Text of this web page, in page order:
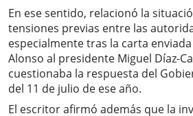
En ese sentido, relacionó la
tensiones previas entre las
especialmente tras la carta
Alonso al presidente Miguel Díaz-
cuestionaba la respuesta del
del 11 de julio de ese año.
El escritor afirmó además que la